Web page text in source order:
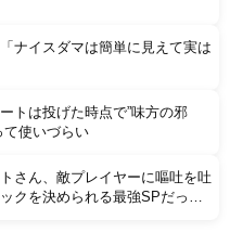
ナイスダマは簡単に見えて実は
トは投げた時点で”味方の邪
て使いづらい
さん、敵プレイヤーに嘔吐を吐
クを決められる最強SPだった